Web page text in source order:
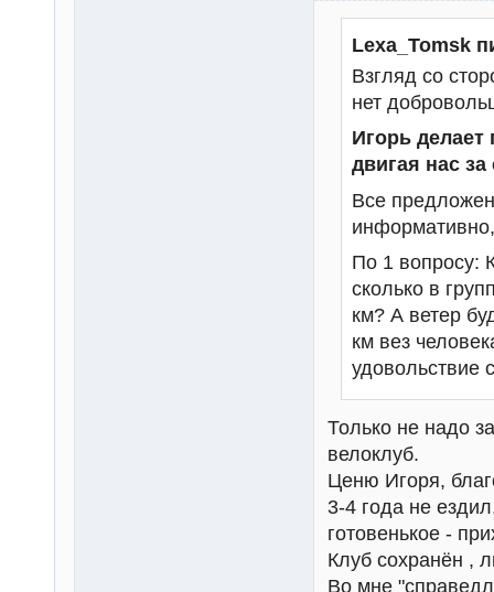
Lexa_Tomsk
Взгляд со
нет
Игорь делает
двигая нас
Все
По 1 вопросу:
сколько в
км? А ветер
км вез
удовольствие
Только не надо
велоклуб.
Ценю Игоря,
3-4 года не
готовенькое -
Клуб сохранён ,
Во мне